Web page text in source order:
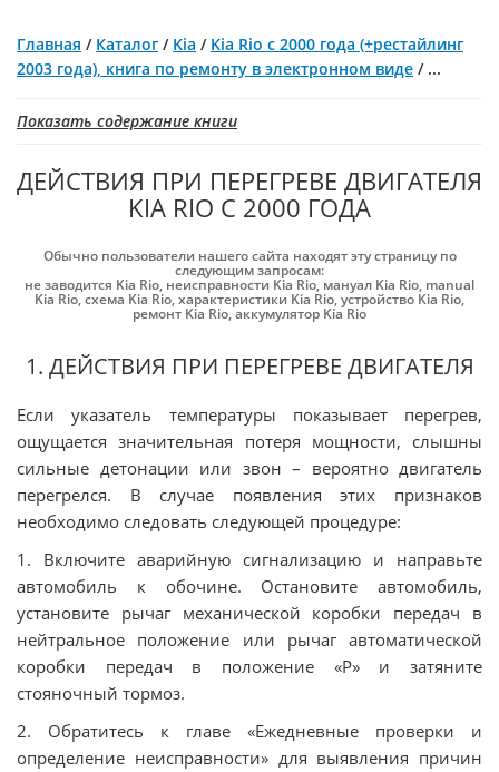
Главная / Каталог / Kia / Kia Rio с 2000 года (+рестайлинг
2003 года), книга по ремонту в электронном виде / ...
Показать содержание книги
ДЕЙСТВИЯ ПРИ ПЕРЕГРЕВЕ ДВИГАТЕЛЯ
KIA RIO С 2000 ГОДА
Обычно пользователи нашего сайта находят эту страницу по
следующим запросам:
не заводится Kia Rio, неисправности Kia Rio, мануал Kia Rio, manual
Kia Rio,схема Kia Rio,характеристики Kia Rio,устройство Kia Rio,
ремонт Kia Rio,аккумулятор Kia Rio
1. ДЕЙСТВИЯ ПРИ ПЕРЕГРЕВЕ ДВИГАТЕЛЯ
Если указатель температуры показывает перегрев,
ощущается значительная потеря мощности, слышны
сильные детонации или звон – вероятно двигатель
перегрелся. В случае появления этих признаков
необходимо следовать следующей процедуре:
1. Включите аварийную сигнализацию и направьте
автомобиль к обочине. Остановите автомобиль‚
установите рычаг механической коробки передач в
нейтральное положение или рычаг автоматической
коробки передач в положение «Р» и затяните
стояночный тормоз.
2. Обратитесь к главе «Ежедневные проверки и
определение неисправности» для выявления причин